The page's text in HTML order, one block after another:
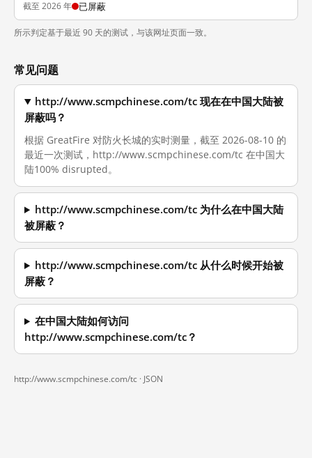
截至 2026 年 已屏蔽
所示判定基于最近 90 天的测试，与该网址页面一致。
常见问题
http://www.scmpchinese.com/tc 现在在中国大陆被
屏蔽吗？
根据 GreatFire 对防火长城的实时测量，截至 2026-08-10 的
最近一次测试，http://www.scmpchinese.com/tc 在中国大
陆100% disrupted。
http://www.scmpchinese.com/tc 为什么在中国大陆
被屏蔽？
http://www.scmpchinese.com/tc 从什么时候开始被
屏蔽？
在中国大陆如何访问
http://www.scmpchinese.com/tc？
http://www.scmpchinese.com/tc · JSON